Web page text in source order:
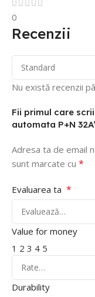
0
Recenzii
Nu există recenzii
Fii primul care
automata P+N
Adresa ta de email
sunt marcate cu *
Evaluarea ta *
Value for money
1 2 3 4 5
Durability